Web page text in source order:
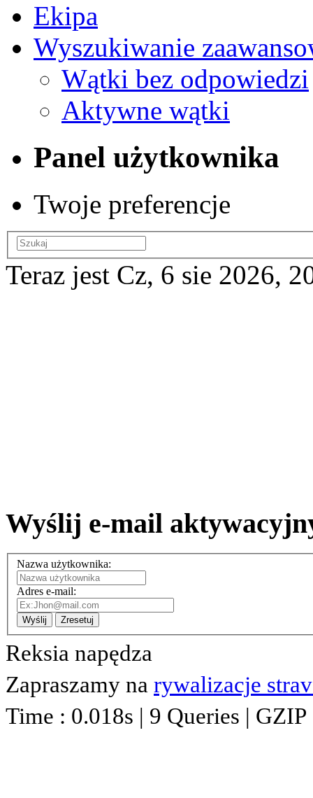
Ekipa
Wyszukiwanie
Wątki bez odpowiedzi
Aktywne wątki
Panel użytkownika
Twoje preferencje
Teraz jest Cz, 6 sie 2026,
Wyślij e-mail
Nazwa użytkownika:
Adres e-mail:
Wyślij Zresetuj
Reksia napędza
Zapraszamy na rywalizacje
Time : 0.018s | 9 Queries |